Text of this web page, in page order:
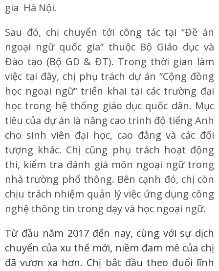
gia Hà Nội.
Sau đó, chị chuyển tới công tác tại “Đề án
ngoại ngữ quốc gia” thuộc Bộ Giáo dục và
Đào tạo (Bộ GD & ĐT). Trong thời gian làm
việc tại đây, chị phụ trách dự án “Cộng đồng
học ngoại ngữ” triển khai tại các trường đại
học trong hệ thống giáo dục quốc dân. Mục
tiêu của dự án là nâng cao trình độ tiếng Anh
cho sinh viên đại học, cao đẳng và các đối
tượng khác. Chị cũng phụ trách hoạt động
thi, kiểm tra đánh giá môn ngoại ngữ trong
nhà trường phổ thông. Bên cạnh đó, chị còn
chịu trách nhiệm quản lý việc ứng dụng công
nghệ thông tin trong dạy và học ngoại ngữ.
Từ đầu năm 2017 đến nay, cùng với sự dịch
chuyển của xu thế mới, niềm đam mê của chị
đã vươn xa hơn. Chị bắt đầu theo đuổi lĩnh